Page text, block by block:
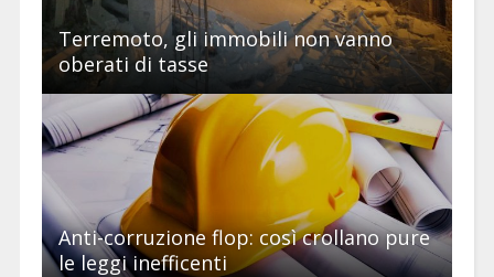
Terremoto, gli immobili non vanno
oberati di tasse
Anti-corruzione flop: così crollano pure
le leggi inefficenti